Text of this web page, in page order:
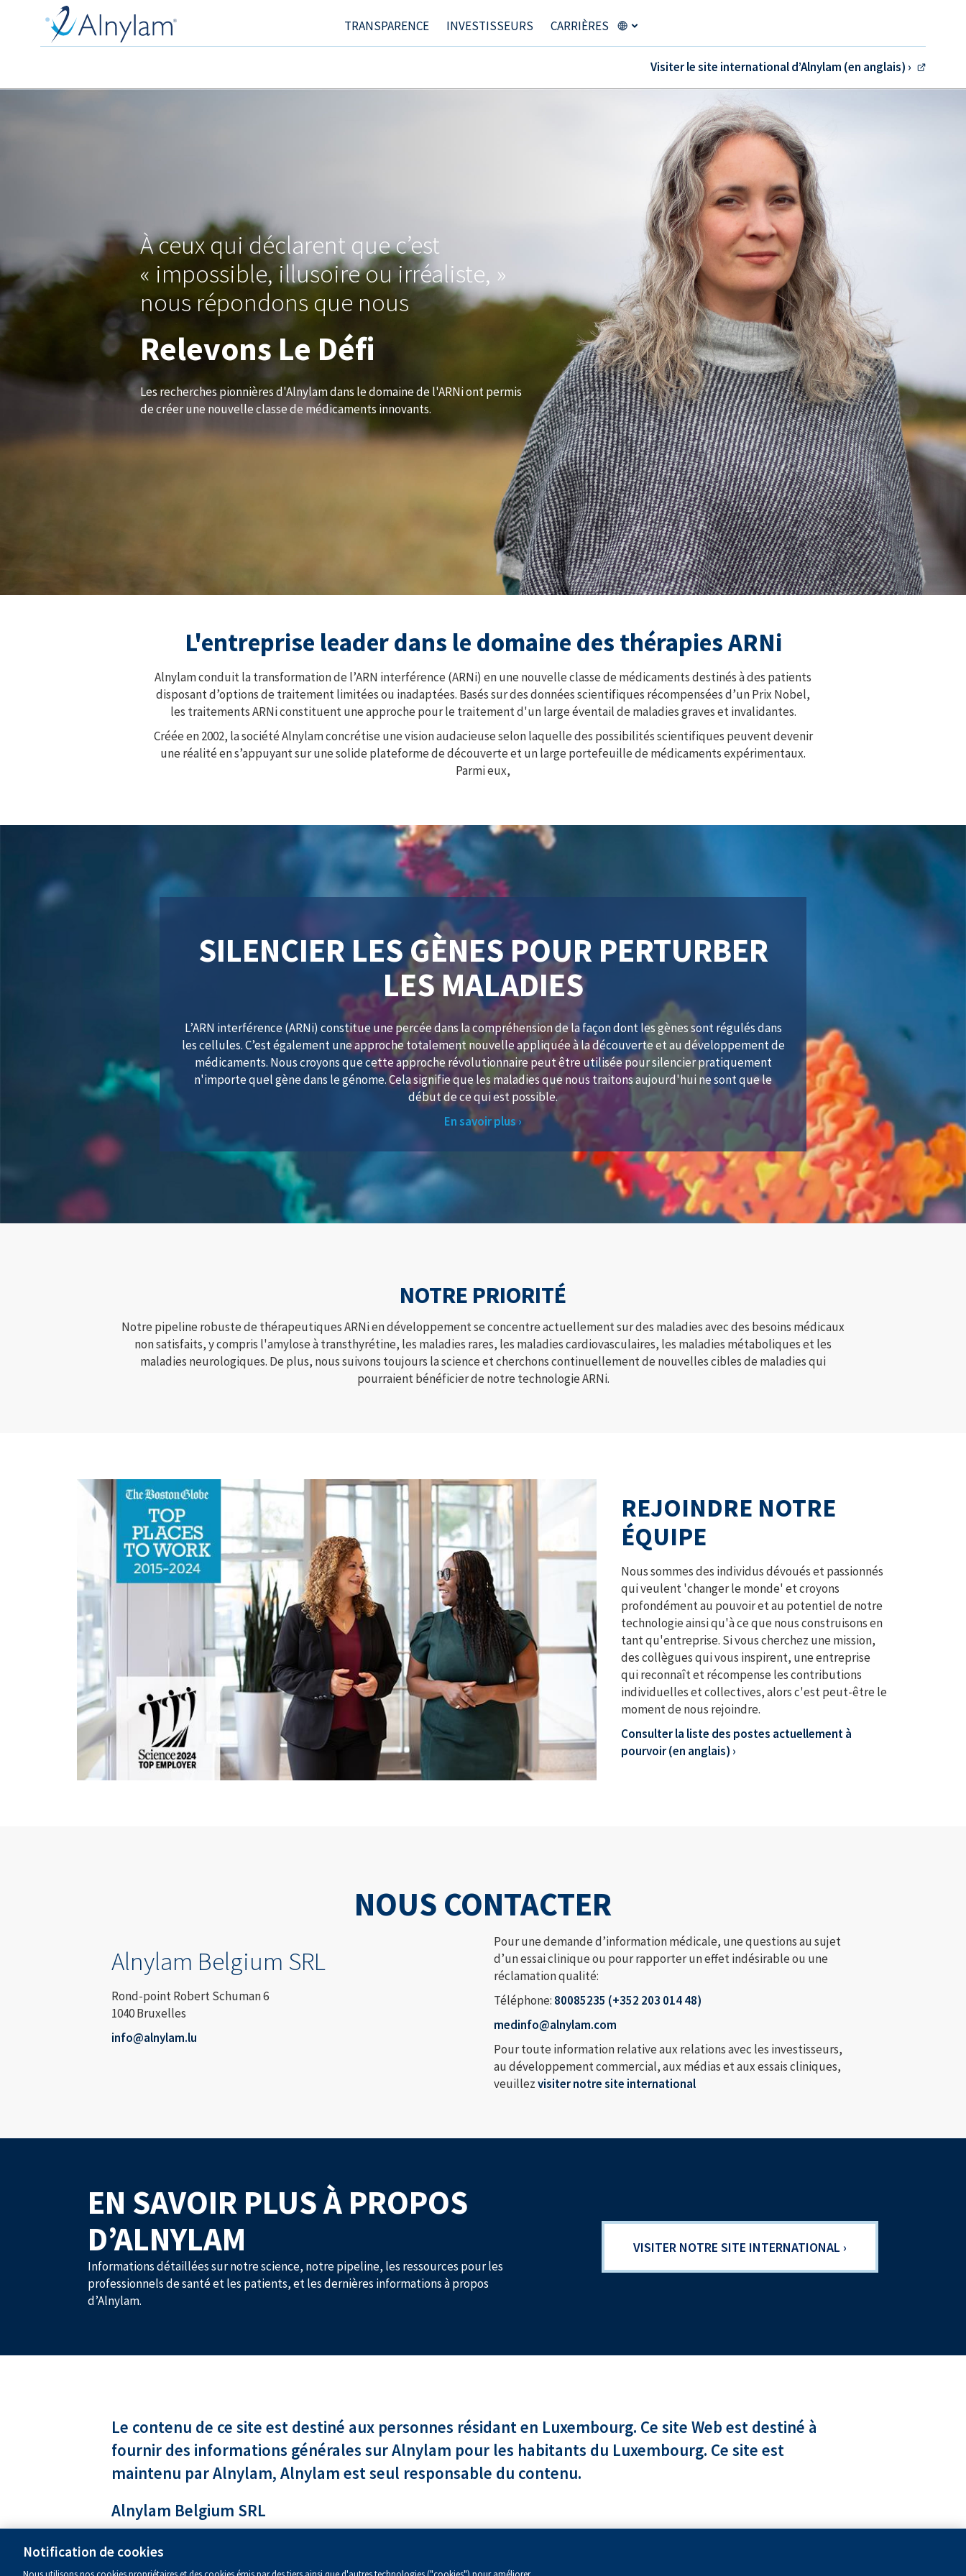
TRANSPARENCE INVESTISSEURS CARRIÈRES
Visiter le site international d’Alnylam (en anglais) ›
À ceux qui déclarent que c’est
« impossible, illusoire ou irréaliste, »
nous répondons que nous
Relevons Le Défi
Les recherches pionnières d'Alnylam dans le domaine de l'ARNi ont permis
de créer une nouvelle classe de médicaments innovants.
L'entreprise leader dans le domaine des thérapies ARNi
Alnylam conduit la transformation de l’ARN interférence (ARNi) en une nouvelle classe de médicaments destinés à des patients
disposant d’options de traitement limitées ou inadaptées. Basés sur des données scientifiques récompensées d’un Prix Nobel,
les traitements ARNi constituent une approche pour le traitement d'un large éventail de maladies graves et invalidantes.
Créée en 2002, la société Alnylam concrétise une vision audacieuse selon laquelle des possibilités scientifiques peuvent devenir
une réalité en s’appuyant sur une solide plateforme de découverte et un large portefeuille de médicaments expérimentaux.
Parmi eux,
SILENCIER LES GÈNES POUR PERTURBER
LES MALADIES
L’ARN interférence (ARNi) constitue une percée dans la compréhension de la façon dont les gènes sont régulés dans
les cellules. C’est également une approche totalement nouvelle appliquée à la découverte et au développement de
médicaments. Nous croyons que cette approche révolutionnaire peut être utilisée pour silencier pratiquement
n'importe quel gène dans le génome. Cela signifie que les maladies que nous traitons aujourd'hui ne sont que le
début de ce qui est possible.
En savoir plus ›
NOTRE PRIORITÉ
Notre pipeline robuste de thérapeutiques ARNi en développement se concentre actuellement sur des maladies avec des besoins médicaux
non satisfaits, y compris l'amylose à transthyrétine, les maladies rares, les maladies cardiovasculaires, les maladies métaboliques et les
maladies neurologiques. De plus, nous suivons toujours la science et cherchons continuellement de nouvelles cibles de maladies qui
pourraient bénéficier de notre technologie ARNi.
REJOINDRE NOTRE
ÉQUIPE
Nous sommes des individus dévoués et passionnés
qui veulent 'changer le monde' et croyons
profondément au pouvoir et au potentiel de notre
technologie ainsi qu'à ce que nous construisons en
tant qu'entreprise. Si vous cherchez une mission,
des collègues qui vous inspirent, une entreprise
qui reconnaît et récompense les contributions
individuelles et collectives, alors c'est peut-être le
moment de nous rejoindre.
Consulter la liste des postes actuellement à
pourvoir (en anglais) ›
NOUS CONTACTER
Alnylam Belgium SRL
Rond-point Robert Schuman 6
1040 Bruxelles
info@alnylam.lu
Pour une demande d’information médicale, une questions au sujet
d’un essai clinique ou pour rapporter un effet indésirable ou une
réclamation qualité:
Téléphone: 80085235 (+352 203 014 48)
medinfo@alnylam.com
Pour toute information relative aux relations avec les investisseurs,
au développement commercial, aux médias et aux essais cliniques,
veuillezvisiter notre site international
EN SAVOIR PLUS À PROPOS
D’ALNYLAM
Informations détaillées sur notre science, notre pipeline, les ressources pour les
professionnels de santé et les patients, et les dernières informations à propos
d’Alnylam.
VISITER NOTRE SITE INTERNATIONAL ›
Le contenu de ce site est destiné aux personnes résidant en Luxembourg. Ce site Web est destiné à
fournir des informations générales sur Alnylam pour les habitants du Luxembourg. Ce site est
maintenu par Alnylam, Alnylam est seul responsable du contenu.
Alnylam Belgium SRL
Tous droits réservés.
Corp-LUX-00007 - date de révision : Novembre 2024
Notification de cookies